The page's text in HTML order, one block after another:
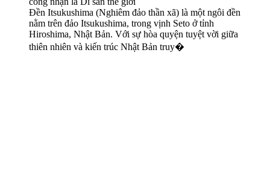
Đền Itsukushima (Nghiêm đảo thần xã) là một ngôi đền
nằm trên đảo Itsukushima, trong vịnh Seto ở tỉnh
Hiroshima, Nhật Bản. Với sự hòa quyện tuyệt vời giữa
thiên nhiên và kiến trúc Nhật Bản truy�